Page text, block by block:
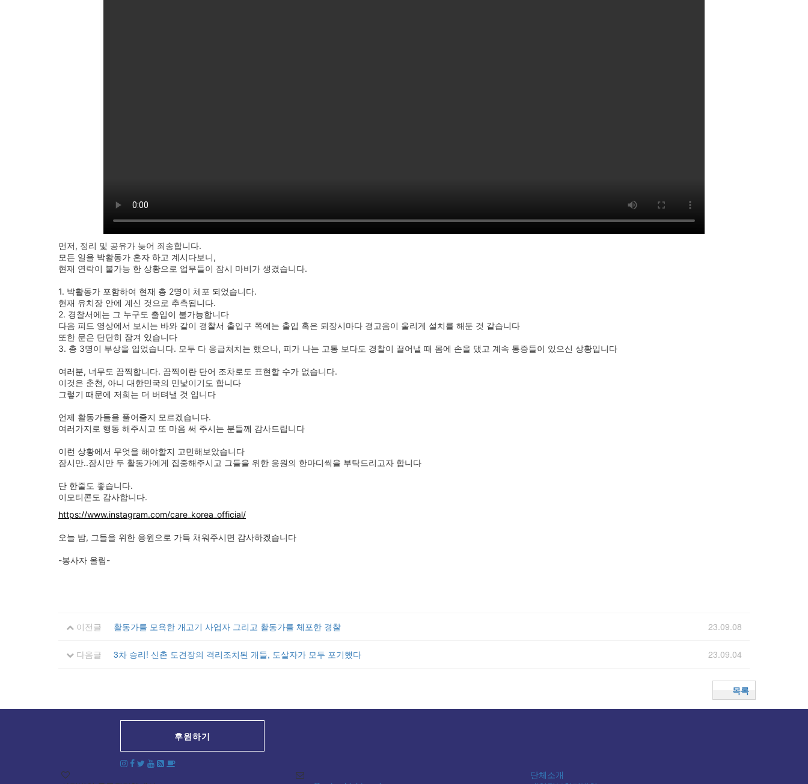
먼저, 정리 및 공유가 늦어 죄송합니다.
모든 일을 박활동가 혼자 하고 계시다보니,
현재 연락이 불가능 한 상황으로 업무들이 잠시 마비가 생겼습니다.
1. 박활동가 포함하여 현재 총 2명이 체포 되었습니다.
현재 유치장 안에 계신 것으로 추측됩니다.
2. 경찰서에는 그 누구도 출입이 불가능합니다
다음 피드 영상에서 보시는 바와 같이 경찰서 출입구 쪽에는 출입 혹은 퇴장시마다 경고음이 울리게 설치를 해둔 것 같습니다
또한 문은 단단히 잠겨 있습니다
3. 총 3명이 부상을 입었습니다. 모두 다 응급처치는 했으나, 피가 나는 고통 보다도 경찰이 끌어낼 때 몸에 손을 댔고 계속 통증들이 있으신 상황입니다
여러분, 너무도 끔찍합니다. 끔찍이란 단어 조차로도 표현할 수가 없습니다.
이것은 춘천, 아니 대한민국의 민낯이기도 합니다
그렇기 때문에 저희는 더 버텨낼 것 입니다
언제 활동가들을 풀어줄지 모르겠습니다.
여러가지로 행동 해주시고 또 마음 써 주시는 분들께 감사드립니다
이런 상황에서 무엇을 해야할지 고민해보았습니다
잠시만..잠시만 두 활동가에게 집중해주시고 그들을 위한 응원의 한마디씩을 부탁드리고자 합니다
단 한줄도 좋습니다.
이모티콘도 감사합니다.
https://www.instagram.com/care_korea_official/
오늘 밤, 그들을 위한 응원으로 가득 채워주시면 감사하겠습니다
-봉사자 올림-
이전글 활동가를 모욕한 개고기 사업자 그리고 활동가를 체포한 경찰 23.09.08
다음글 3차 승리! 신촌 도견장의 격리조치된 개들, 도살자가 모두 포기했다 23.09.04
목록
후원하기
단체소개